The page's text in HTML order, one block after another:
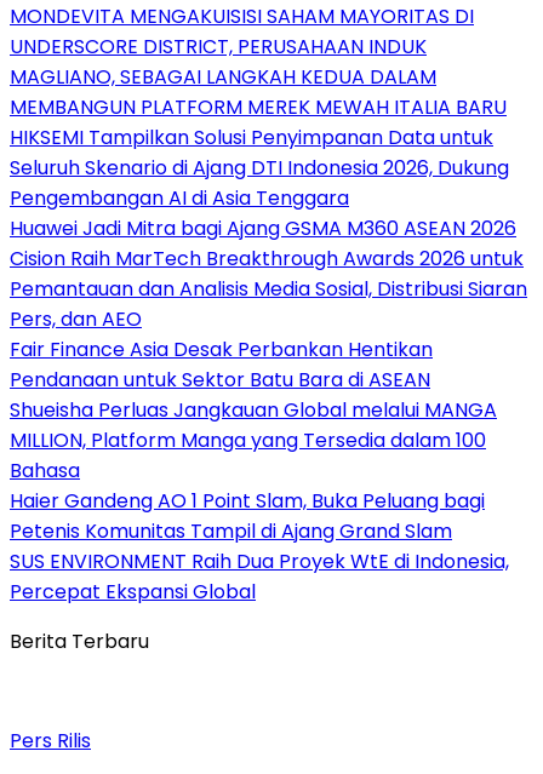
MONDEVITA MENGAKUISISI SAHAM MAYORITAS DI
UNDERSCORE DISTRICT, PERUSAHAAN INDUK
MAGLIANO, SEBAGAI LANGKAH KEDUA DALAM
MEMBANGUN PLATFORM MEREK MEWAH ITALIA BARU
HIKSEMI Tampilkan Solusi Penyimpanan Data untuk
Seluruh Skenario di Ajang DTI Indonesia 2026, Dukung
Pengembangan AI di Asia Tenggara
Huawei Jadi Mitra bagi Ajang GSMA M360 ASEAN 2026
Cision Raih MarTech Breakthrough Awards 2026 untuk
Pemantauan dan Analisis Media Sosial, Distribusi Siaran
Pers, dan AEO
Fair Finance Asia Desak Perbankan Hentikan
Pendanaan untuk Sektor Batu Bara di ASEAN
Shueisha Perluas Jangkauan Global melalui MANGA
MILLION, Platform Manga yang Tersedia dalam 100
Bahasa
Haier Gandeng AO 1 Point Slam, Buka Peluang bagi
Petenis Komunitas Tampil di Ajang Grand Slam
SUS ENVIRONMENT Raih Dua Proyek WtE di Indonesia,
Percepat Ekspansi Global
Berita Terbaru
Pers Rilis